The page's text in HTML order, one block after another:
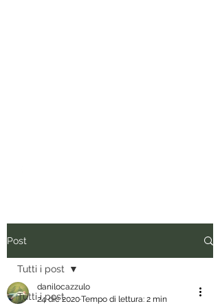
Post
Tutti i post
Tutti i post
danilocazzulo
24 dic 2020Tempo di lettura: 2 min